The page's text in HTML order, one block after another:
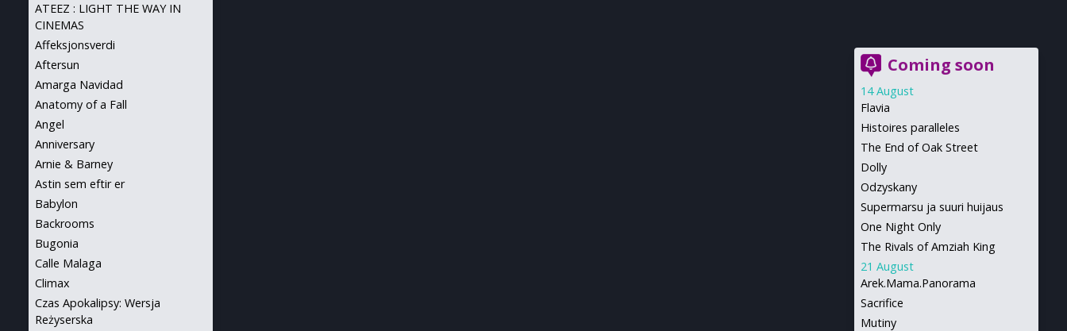
Coming soon
14 August
Flavia
Histoires paralleles
The End of Oak Street
Dolly
Odzyskany
Supermarsu ja suuri huijaus
One Night Only
The Rivals of Amziah King
21 August
Arek.Mama.Panorama
Sacrifice
Mutiny
ATEEZ : LIGHT THE WAY IN
CINEMAS
Affeksjonsverdi
Aftersun
Amarga Navidad
Anatomy of a Fall
Angel
Anniversary
Arnie & Barney
Astin sem eftir er
Babylon
Backrooms
Bugonia
Calle Malaga
Climax
Czas Apokalipsy: Wersja
Reżyserska